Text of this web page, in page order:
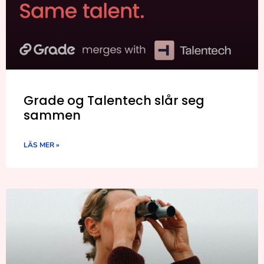
Grade og Talentech slår seg
sammen
LÄS MER »